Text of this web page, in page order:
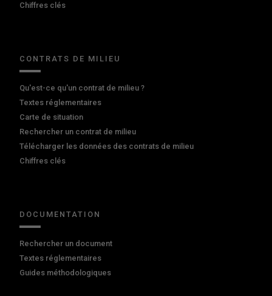
Chiffres clés
CONTRATS DE MILIEU
Qu'est-ce qu'un contrat de milieu ?
Textes réglementaires
Carte de situation
Rechercher un contrat de milieu
Télécharger les données des contrats de milieu
Chiffres clés
DOCUMENTATION
Rechercher un document
Textes réglementaires
Guides méthodologiques